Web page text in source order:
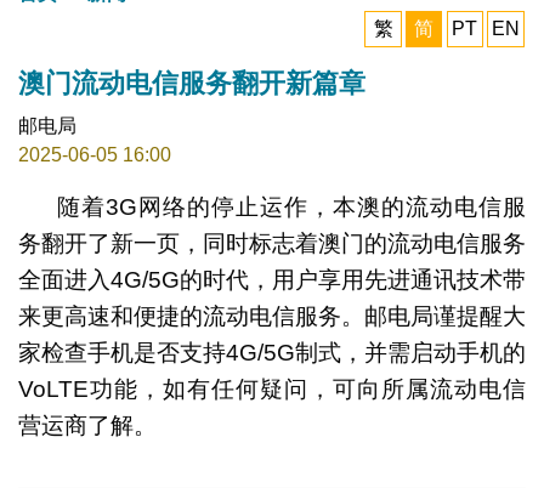
繁
简 PT EN
澳门流动电信服务翻开新篇章
邮电局
2025-06-05 16:00
随着3G网络的停止运作，本澳的流动电信服
务翻开了新一页，同时标志着澳门的流动电信服务
全面进入4G/5G的时代，用户享用先进通讯技术带
来更高速和便捷的流动电信服务。邮电局谨提醒大
家检查手机是否支持4G/5G制式，并需启动手机的
VoLTE功能，如有任何疑问，可向所属流动电信
营运商了解。